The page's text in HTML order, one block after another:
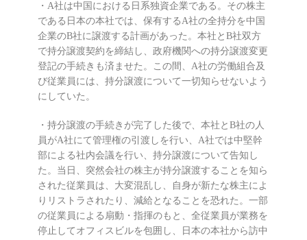
・A社は中国における日系独資企業である。その株主
である日本の本社では、保有するA社の全持分を中国
企業のB社に譲渡する計画があった。本社とB社双方
で持分譲渡契約を締結し、政府機関への持分譲渡変更
登記の手続きも済ませた。この間、A社の労働組合及
び従業員には、持分譲渡について一切知らせないよう
にしていた。
・持分譲渡の手続きが完了した後で、本社とB社の人
員がA社にて管理権の引渡しを行い、A社では中堅幹
部による社内会議を行い、持分譲渡について告知し
た。当日、突然会社の株主が持分譲渡することを知ら
された従業員は、大変混乱し、自身が新たな株主によ
りリストラされたり、減給となることを恐れた。一部
の従業員による扇動・指揮のもと、全従業員が業務を
停止してオフィスビルを包囲し、日本の本社から訪中